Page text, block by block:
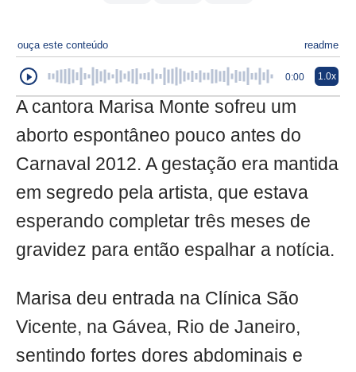
ouça este conteúdo readme
0:00 1.0x
A cantora Marisa Monte sofreu um
aborto espontâneo pouco antes do
Carnaval 2012. A gestação era mantida
em segredo pela artista, que estava
esperando completar três meses de
gravidez para então espalhar a notícia.
Marisa deu entrada na Clínica São
Vicente, na Gávea, Rio de Janeiro,
sentindo fortes dores abdominais e